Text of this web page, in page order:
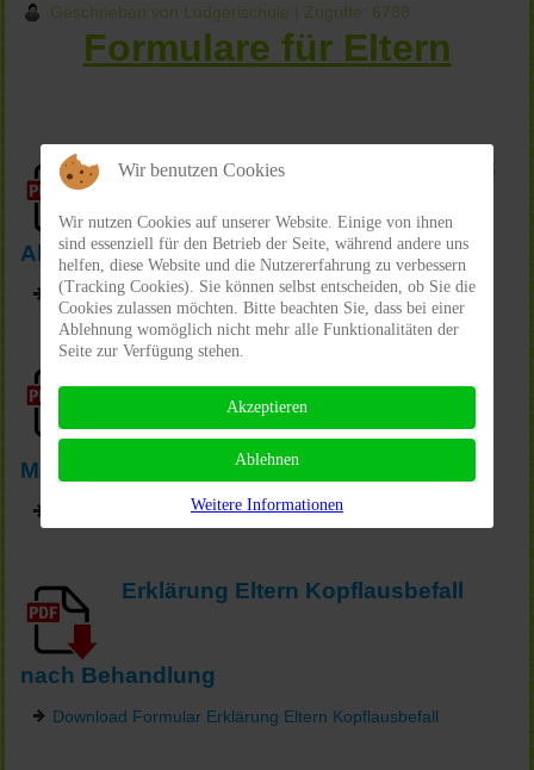
Geschrieben von Ludgerischule | Zugriffe: 6788
Formulare für Eltern
Antrag auf Beurlaubung gem. § 43
Abs. 3 Schulgesetz NRW
Download Antrag auf Beurlaubung
Merkblatt Kopflausbefall
Download Merkblatt Kopflausbefall
Erklärung Eltern Kopflausbefall
nach Behandlung
Download Formular Erklärung Eltern Kopflausbefall
Wir benutzen Cookies
Wir nutzen Cookies auf unserer Website. Einige von ihnen
sind essenziell für den Betrieb der Seite, während andere uns
helfen, diese Website und die Nutzererfahrung zu verbessern
(Tracking Cookies). Sie können selbst entscheiden, ob Sie die
Cookies zulassen möchten. Bitte beachten Sie, dass bei einer
Ablehnung womöglich nicht mehr alle Funktionalitäten der
Seite zur Verfügung stehen.
Akzeptieren
Ablehnen
Weitere Informationen